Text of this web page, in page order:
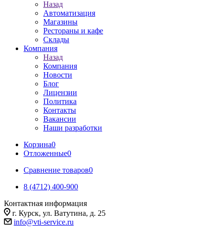
Назад
Автоматизация
Магазины
Рестораны и кафе
Склады
Компания
Назад
Компания
Новости
Блог
Лицензии
Политика
Контакты
Вакансии
Наши разработки
Корзина0
Отложенные0
Сравнение товаров0
8 (4712) 400-900
Контактная информация
г. Курск, ул. Ватутина, д. 25
info@vti-service.ru